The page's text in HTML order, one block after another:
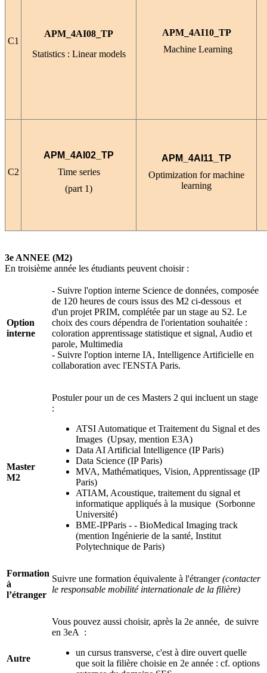
C1
APM_4AI08_TP
Statistics : Linear models
APM_4AI10_TP
Machine Learning
C2
APM_4AI02_TP
Time series
(part 1)
APM_4AI11_TP
Optimization for machine
learning
3e ANNEE (M2)
En troisième année les étudiants peuvent choisir :
Option
interne
- Suivre l'option interne Science de données, composée
de 120 heures de cours issus des M2 ci-dessous et
d'un projet PRIM, complétée par un stage au S2. Le
choix des cours dépendra de l'orientation souhaitée :
coloration apprentissage statistique et signal, Audio et
parole, Multimedia
- Suivre l'option interne IA, Intelligence Artificielle en
collaboration avec l'ENSTA Paris.
Master
M2
Postuler pour un de ces Masters 2 qui incluent un stage
:
ATSI Automatique et Traitement du Signal et des
Images (Upsay, mention E3A)
Data AI Artificial Intelligence (IP Paris)
Data Science (IP Paris)
MVA, Mathématiques, Vision, Apprentissage (IP
Paris)
ATIAM, Acoustique, traitement du signal et
informatique appliqués à la musique (Sorbonne
Université)
BME-IPParis - - BioMedical Imaging track
(mention Ingénierie de la santé, Institut
Polytechnique de Paris)
Formation
à
l’étranger
Suivre une formation équivalente à l'étranger(contacter
le responsable mobilité internationale de la filière)
Autre
Vous pouvez aussi choisir, après la 2e année, de suivre
en 3eA :
un cursus transverse, c'est à dire ouvert quelle
que soit la filière choisie en 2e année : cf. options